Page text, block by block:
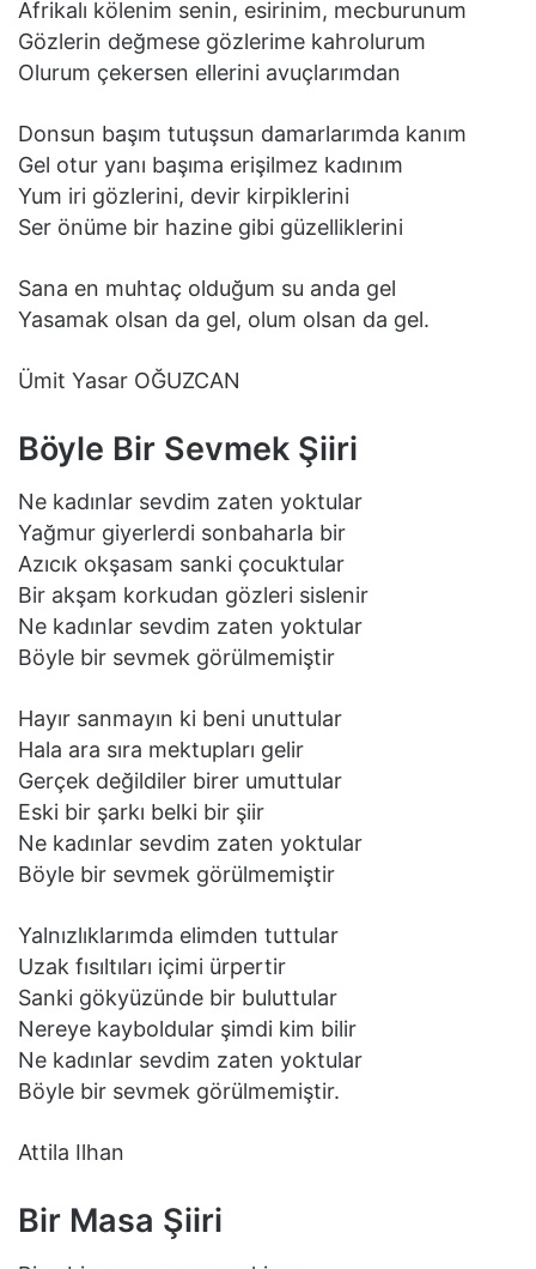
Afrikalı kölenim senin, esirinim, mecburunum
Gözlerin değmese gözlerime kahrolurum
Olurum çekersen ellerini avuçlarımdan
Donsun başım tutuşsun damarlarımda kanım
Gel otur yanı başıma erişilmez kadınım
Yum iri gözlerini, devir kirpiklerini
Ser önüme bir hazine gibi güzelliklerini
Sana en muhtaç olduğum su anda gel
Yasamak olsan da gel, olum olsan da gel.
Ümit Yasar OĞUZCAN
Böyle Bir Sevmek Şiiri
Ne kadınlar sevdim zaten yoktular
Yağmur giyerlerdi sonbaharla bir
Azıcık okşasam sanki çocuktular
Bir akşam korkudan gözleri sislenir
Ne kadınlar sevdim zaten yoktular
Böyle bir sevmek görülmemiştir
Hayır sanmayın ki beni unuttular
Hala ara sıra mektupları gelir
Gerçek değildiler birer umuttular
Eski bir şarkı belki bir şiir
Ne kadınlar sevdim zaten yoktular
Böyle bir sevmek görülmemiştir
Yalnızlıklarımda elimden tuttular
Uzak fısıltıları içimi ürpertir
Sanki gökyüzünde bir buluttular
Nereye kayboldular şimdi kim bilir
Ne kadınlar sevdim zaten yoktular
Böyle bir sevmek görülmemiştir.
Attila Ilhan
Bir Masa Şiiri